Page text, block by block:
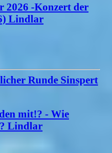
-Konzert der
Lindlar
Runde Sinspert
mit!? - Wie
Lindlar